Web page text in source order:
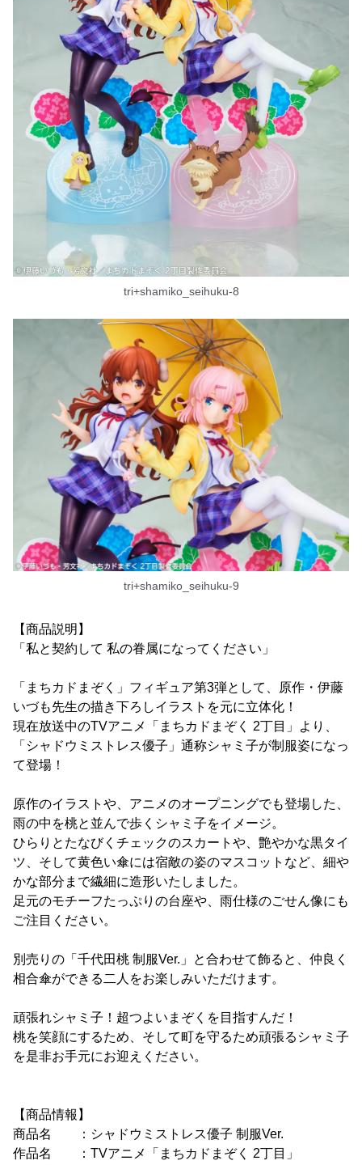
tri+shamiko_seihuku-8
tri+shamiko_seihuku-9
【商品説明】
「私と契約して 私の眷属になってください」
「まちカドまぞく」フィギュア第3弾として、原作・伊藤
いづも先生の描き下ろしイラストを元に立体化！
現在放送中のTVアニメ「まちカドまぞく 2丁目」より、
「シャドウミストレス優子」通称シャミ子が制服姿になっ
て登場！
原作のイラストや、アニメのオープニングでも登場した、
雨の中を桃と並んで歩くシャミ子をイメージ。
ひらりとたなびくチェックのスカートや、艶やかな黒タイ
ツ、そして黄色い傘には宿敵の姿のマスコットなど、細や
かな部分まで繊細に造形いたしました。
足元のモチーフたっぷりの台座や、雨仕様のごせん像にも
ご注目ください。
別売りの「千代田桃 制服Ver.」と合わせて飾ると、仲良く
相合傘ができる二人をお楽しみいただけます。
頑張れシャミ子！超つよいまぞくを目指すんだ！
桃を笑顔にするため、そして町を守るため頑張るシャミ子
を是非お手元にお迎えください。
【商品情報】
商品名 ：シャドウミストレス優子 制服Ver.
作品名 ：TVアニメ「まちカドまぞく 2丁目」